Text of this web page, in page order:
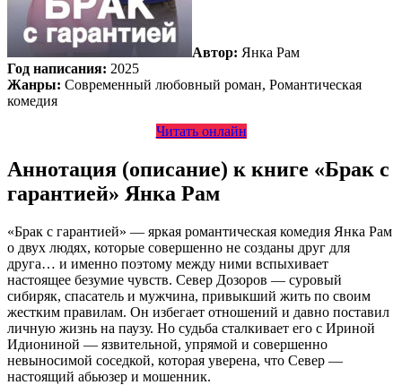
Автор: Янка Рам
Год написания: 2025
Жанры: Современный любовный роман, Романтическая
комедия
Читать онлайн
Аннотация (описание) к книге «Брак с
гарантией» Янка Рам
«Брак с гарантией» — яркая романтическая комедия Янка Рам
о двух людях, которые совершенно не созданы друг для
друга… и именно поэтому между ними вспыхивает
настоящее безумие чувств. Север Дозоров — суровый
сибиряк, спасатель и мужчина, привыкший жить по своим
жестким правилам. Он избегает отношений и давно поставил
личную жизнь на паузу. Но судьба сталкивает его с Ириной
Идиониной — язвительной, упрямой и совершенно
невыносимой соседкой, которая уверена, что Север —
настоящий абьюзер и мошенник.